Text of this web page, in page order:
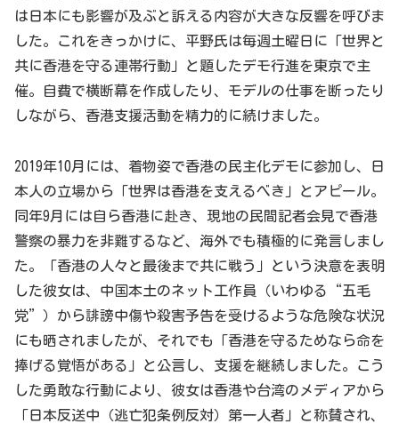
は日本にも影響が及ぶと訴える内容が大きな反響を呼びま
した。これをきっかけに、平野氏は毎週土曜日に「世界と
共に香港を守る連帯行動」と題したデモ行進を東京で主
催。自費で横断幕を作成したり、モデルの仕事を断ったり
しながら、香港支援活動を精力的に続けました。
2019年10月には、着物姿で香港の民主化デモに参加し、日
本人の立場から「世界は香港を支えるべき」とアピール。
同年9月には自ら香港に赴き、現地の民間記者会見で香港
警察の暴力を非難するなど、海外でも積極的に発言しまし
た。「香港の人々と最後まで共に戦う」という決意を表明
した彼女は、中国本土のネット工作員（いわゆる“五毛
党”）から誹謗中傷や殺害予告を受けるような危険な状況
にも晒されましたが、それでも「香港を守るためなら命を
捧げる覚悟がある」と公言し、支援を継続しました。こう
した勇敢な行動により、彼女は香港や台湾のメディアから
「日本反送中（逃亡犯条例反対）第一人者」と称賛され、